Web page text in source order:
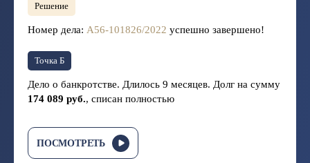
Решение
Номер дела: А56-101826/2022 успешно завершено!
Точка Б
Дело о банкротстве. Длилось 9 месяцев. Долг на сумму
174 089 руб., списан полностью
ПОСМОТРЕТЬ